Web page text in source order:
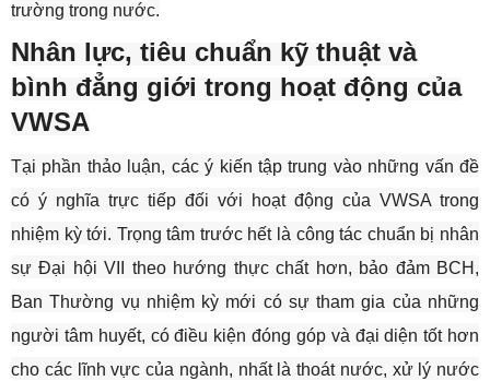
trường trong nước.
Nhân lực, tiêu chuẩn kỹ thuật và
bình đẳng giới trong hoạt động của
VWSA
Tại phần thảo luận, các ý kiến tập trung vào những vấn đề
có ý nghĩa trực tiếp đối với hoạt động của VWSA trong
nhiệm kỳ tới. Trọng tâm trước hết là công tác chuẩn bị nhân
sự Đại hội VII theo hướng thực chất hơn, bảo đảm BCH,
Ban Thường vụ nhiệm kỳ mới có sự tham gia của những
người tâm huyết, có điều kiện đóng góp và đại diện tốt hơn
cho các lĩnh vực của ngành, nhất là thoát nước, xử lý nước